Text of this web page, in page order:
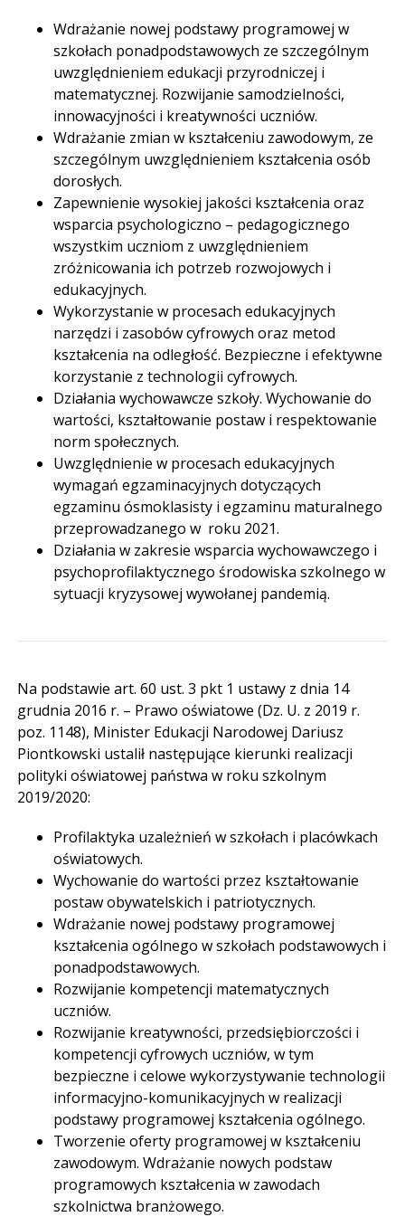
Wdrażanie nowej podstawy programowej w
szkołach ponadpodstawowych ze szczególnym
uwzględnieniem edukacji przyrodniczej i
matematycznej. Rozwijanie samodzielności,
innowacyjności i kreatywności uczniów.
Wdrażanie zmian w kształceniu zawodowym, ze
szczególnym uwzględnieniem kształcenia osób
dorosłych.
Zapewnienie wysokiej jakości kształcenia oraz
wsparcia psychologiczno – pedagogicznego
wszystkim uczniom z uwzględnieniem
zróżnicowania ich potrzeb rozwojowych i
edukacyjnych.
Wykorzystanie w procesach edukacyjnych
narzędzi i zasobów cyfrowych oraz metod
kształcenia na odległość. Bezpieczne i efektywne
korzystanie z technologii cyfrowych.
Działania wychowawcze szkoły. Wychowanie do
wartości, kształtowanie postaw i respektowanie
norm społecznych.
Uwzględnienie w procesach edukacyjnych
wymagań egzaminacyjnych dotyczących
egzaminu ósmoklasisty i egzaminu maturalnego
przeprowadzanego w roku 2021.
Działania w zakresie wsparcia wychowawczego i
psychoprofilaktycznego środowiska szkolnego w
sytuacji kryzysowej wywołanej pandemią.
Na podstawie art. 60 ust. 3 pkt 1 ustawy z dnia 14
grudnia 2016 r. – Prawo oświatowe (Dz. U. z 2019 r.
poz. 1148), Minister Edukacji Narodowej Dariusz
Piontkowski ustalił następujące kierunki realizacji
polityki oświatowej państwa w roku szkolnym
2019/2020:
Profilaktyka uzależnień w szkołach i placówkach
oświatowych.
Wychowanie do wartości przez kształtowanie
postaw obywatelskich i patriotycznych.
Wdrażanie nowej podstawy programowej
kształcenia ogólnego w szkołach podstawowych i
ponadpodstawowych.
Rozwijanie kompetencji matematycznych
uczniów.
Rozwijanie kreatywności, przedsiębiorczości i
kompetencji cyfrowych uczniów, w tym
bezpieczne i celowe wykorzystywanie technologii
informacyjno-komunikacyjnych w realizacji
podstawy programowej kształcenia ogólnego.
Tworzenie oferty programowej w kształceniu
zawodowym. Wdrażanie nowych podstaw
programowych kształcenia w zawodach
szkolnictwa branżowego.